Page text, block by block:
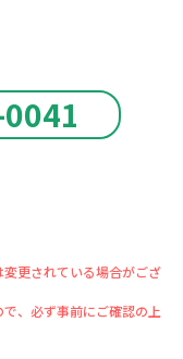
更されている場合がござ
、必ず事前にご確認の上